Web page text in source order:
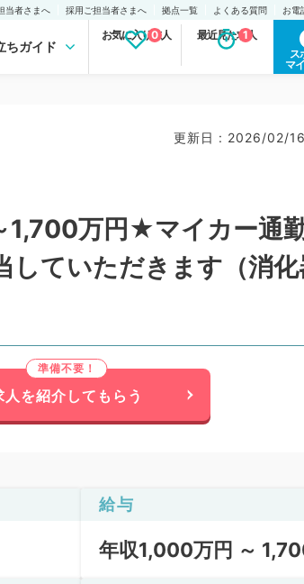
当者さまへ 採用ご担当者さまへ 拠点一覧 よくある質問 お電
ちガイド
お気に入り求人
0 最近見た求人
1
ス
マ
更新日 : 2026/02/16
1,700万円★マイカー通
ていただきます（消化
人を紹介してもらう
給与
年収1,000万円 ～